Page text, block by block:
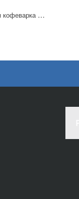
Встраиваемая кофеварка KitchenAid KQXXX 45600 в Москве